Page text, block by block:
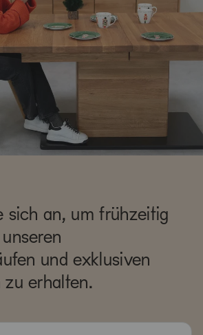
sich an, um frühzeitig
und exklusiven
erhalten.